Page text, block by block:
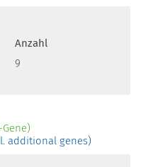
Anzahl
9
additional genes)